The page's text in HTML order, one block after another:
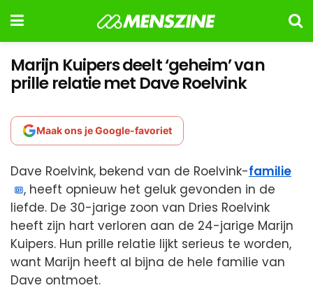
Marijn Kuipers deelt ‘geheim’ van
prille relatie met Dave Roelvink
Maak ons je Google-favoriet
Dave Roelvink, bekend van de Roelvink-familie
, heeft opnieuw het geluk gevonden in de
liefde. De 30-jarige zoon van Dries Roelvink
heeft zijn hart verloren aan de 24-jarige Marijn
Kuipers. Hun prille relatie lijkt serieus te worden,
want Marijn heeft al bijna de hele familie van
Dave ontmoet.